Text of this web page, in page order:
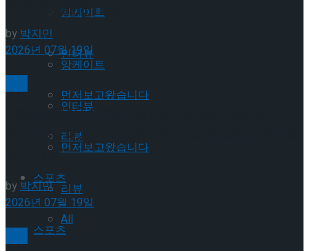
앙케이트
인터뷰
먼저보고왔습니다
리뷰
스포츠
All
Trending Tags
앙케이트
인터뷰
먼저보고왔습니다
리뷰
스포츠
by박지민
2026년 07월 19일
[현장스케치] 이규리-전효은-김지유-박하영,
2026 ISU 피겨 JGP 파견선수 선발전 프리 스케이팅
경기 결과
by 박지민
2026년 07월 19일